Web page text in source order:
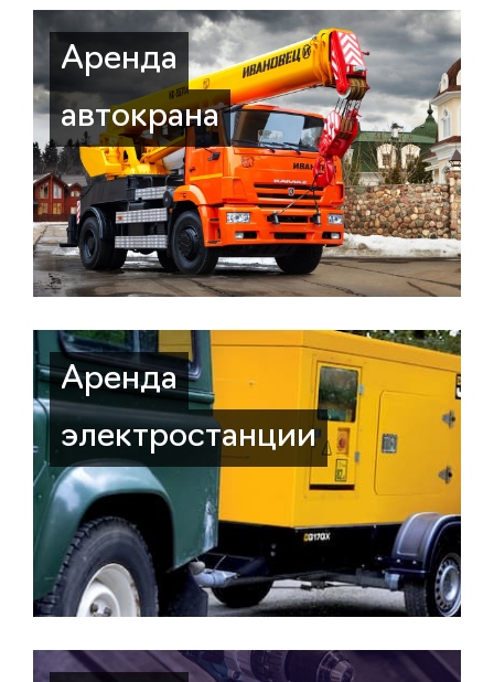
Аренда
автокрана
Аренда
электростанции